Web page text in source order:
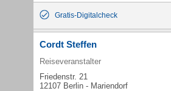
Gratis-Digitalcheck
Cordt Steffen
Reiseveranstalter
Friedenstr. 21
12107 Berlin - Mariendorf